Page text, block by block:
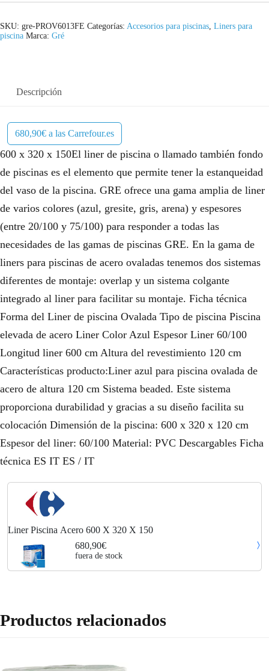
SKU: gre-PROV6013FE Categorías: Accesorios para piscinas, Liners para
piscina Marca: Gré
Descripción
680,90€ a las Carrefour.es
600 x 320 x 150El liner de piscina o llamado también fondo
de piscinas es el elemento que permite tener la estanqueidad
del vaso de la piscina. GRE ofrece una gama amplia de liner
de varios colores (azul, gresite, gris, arena) y espesores
(entre 20/100 y 75/100) para responder a todas las
necesidades de las gamas de piscinas GRE. En la gama de
liners para piscinas de acero ovaladas tenemos dos sistemas
diferentes de montaje: overlap y un sistema colgante
integrado al liner para facilitar su montaje. Ficha técnica
Forma del Liner de piscina Ovalada Tipo de piscina Piscina
elevada de acero Liner Color Azul Espesor Liner 60/100
Longitud liner 600 cm Altura del revestimiento 120 cm
Características producto:Liner azul para piscina ovalada de
acero de altura 120 cm Sistema beaded. Este sistema
proporciona durabilidad y gracias a su diseño facilita su
colocación Dimensión de la piscina: 600 x 320 x 120 cm
Espesor del liner: 60/100 Material: PVC Descargables Ficha
técnica ES IT ES / IT
Liner Piscina Acero 600 X 320 X 150
680,90€
fuera de stock
Productos relacionados